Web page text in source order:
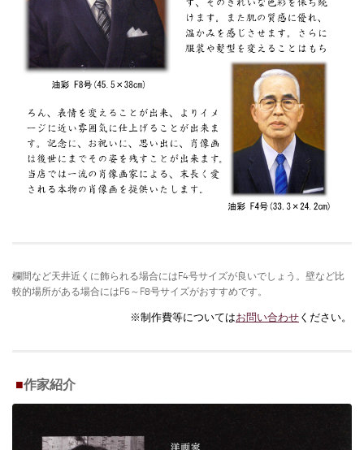
欄間など天井近くに飾られる場合にはF4号サイズが良いでしょう。壁など比
較的場所がある場合にはF6～F8号サイズがおすすめです。
※制作費等についてはお問い合わせ ください。
■作家紹介